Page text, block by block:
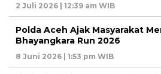
2 Juli 2026 | 12:39 am WIB
Polda Aceh Ajak Masyarakat
Bhayangkara Run 2026
8 Juni 2026 | 1:53 pm WIB